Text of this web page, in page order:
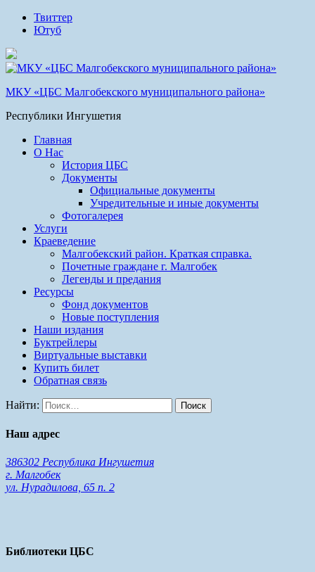
Твиттер
Ютуб
МКУ «ЦБС Малгобекского муниципального района»
Республики Ингушетия
Главная
О Нас
История ЦБС
Документы
Официальные документы
Учредительные и иные документы
Фотогалерея
Услуги
Краеведение
Малгобекский район. Краткая справка.
Почетные граждане г. Малгобек
Легенды и предания
Ресурсы
Фонд документов
Новые поступления
Наши издания
Буктрейлеры
Виртуальные выставки
Купить билет
Обратная связь
Найти:
Наш адрес
386302 Республика Ингушетия
г. Малгобек
ул. Нурадилова, 65 п. 2
Библиотеки ЦБС